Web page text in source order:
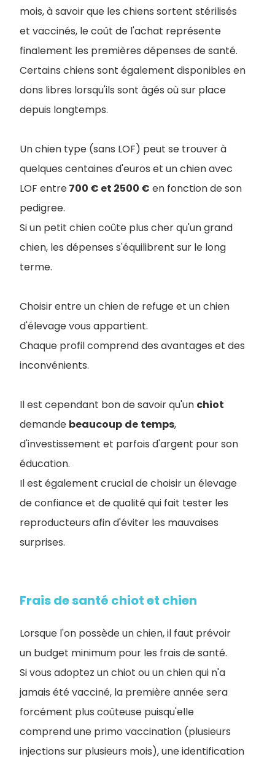
mois, à savoir que les chiens sortent stérilisés
et vaccinés, le coût de l'achat représente
finalement les premières dépenses de santé.
Certains chiens sont également disponibles en
dons libres lorsqu'ils sont âgés où sur place
depuis longtemps.
Un chien type (sans LOF) peut se trouver à
quelques centaines d'euros et un chien avec
LOF entre700 € et 2500 € en fonction de son
pedigree.
Si un petit chien coûte plus cher qu'un grand
chien, les dépenses s'équilibrent sur le long
terme.
Choisir entre un chien de refuge et un chien
d'élevage vous appartient.
Chaque profil comprend des avantages et des
inconvénients.
Il est cependant bon de savoir qu'un chiot
demande beaucoup de temps,
d'investissement et parfois d'argent pour son
éducation.
Il est également crucial de choisir un élevage
de confiance et de qualité qui fait tester les
reproducteurs afin d'éviter les mauvaises
surprises.
Frais de santé chiot et chien
Lorsque l'on possède un chien, il faut prévoir
un budget minimum pour les frais de santé.
Si vous adoptez un chiot ou un chien qui n'a
jamais été vacciné, la première année sera
forcément plus coûteuse puisqu'elle
comprend une primo vaccination (plusieurs
injections sur plusieurs mois), une identification